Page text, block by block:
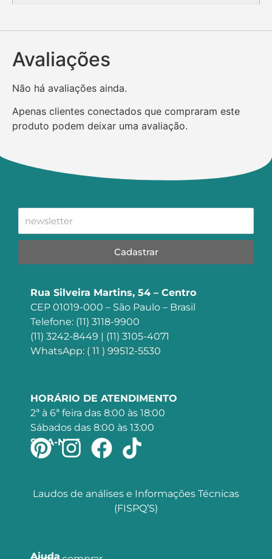
Avaliações
Não há avaliações ainda.
Apenas clientes conectados que compraram este
produto podem deixar uma avaliação.
Cadastrar
Rua Silveira Martins, 54 – Centro
CEP 01019-000 – São Paulo – Brasil
Telefone: (11) 3118-9900
(11) 3242-8449 | (11) 3105-4071
WhatsApp: ( 11 ) 99512-5530
HORÁRIO DE ATENDIMENTO
2ª à 6ª feira das 8:00 às 18:00
Sábados das 8:00 às 13:00
SIGA-NOS
Laudos de análises e Informações Técnicas
(FISPQ’S)
Ajuda